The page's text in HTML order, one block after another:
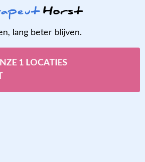
Horst
lang beter blijven.
1 LOCATIES